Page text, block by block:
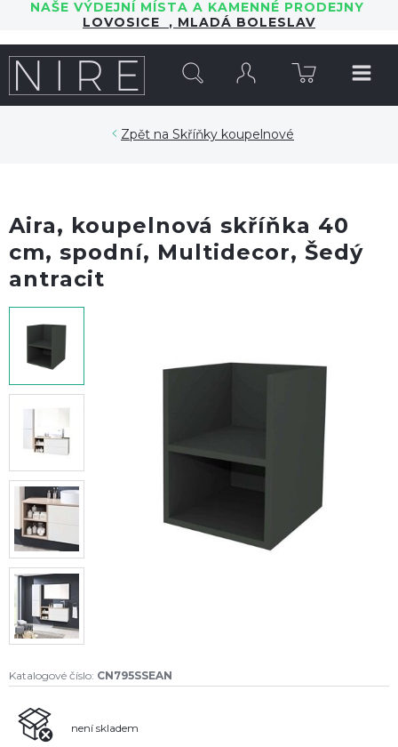
NAŠE VÝDEJNÍ MÍSTA A KAMENNÉ PRODEJNY
LOVOSICE , MLADÁ BOLESLAV
Skříňky koupelnové
Aira, koupelnová skříňka 40
cm, spodní, Multidecor, Šedý
antracit
Katalogové číslo: CN795SSEAN
není skladem